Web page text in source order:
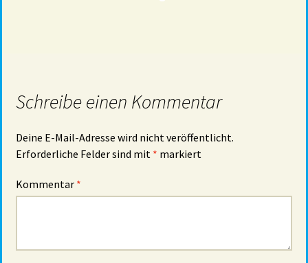
Schreibe einen Kommentar
Deine E-Mail-Adresse wird nicht veröffentlicht.
Erforderliche Felder sind mit * markiert
Kommentar *